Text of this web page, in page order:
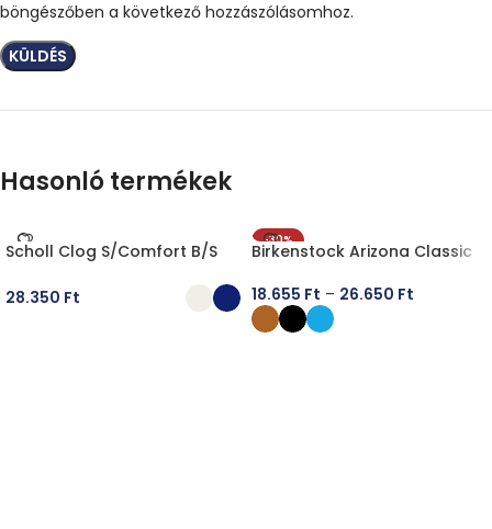
böngészőben a következő hozzászólásomhoz.
Hasonló termékek
Scholl Clog S/Comfort B/S
28.350 Ft
-30%
Birkenstock Arizona Classic
18.655 Ft – 26.650 Ft